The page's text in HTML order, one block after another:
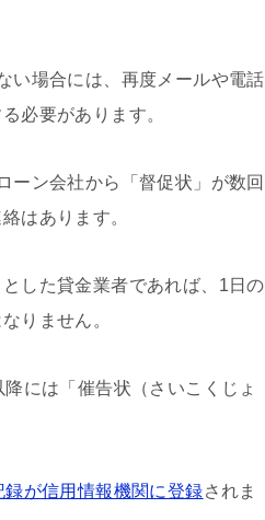
い場合には、再度メールや電話
必要があります。
ーン会社から「督促状」が数回
はあります。
した貸金業者であれば、1日の
りません。
には「催告状（さいこくじょ
録が信用情報機関に登録されま